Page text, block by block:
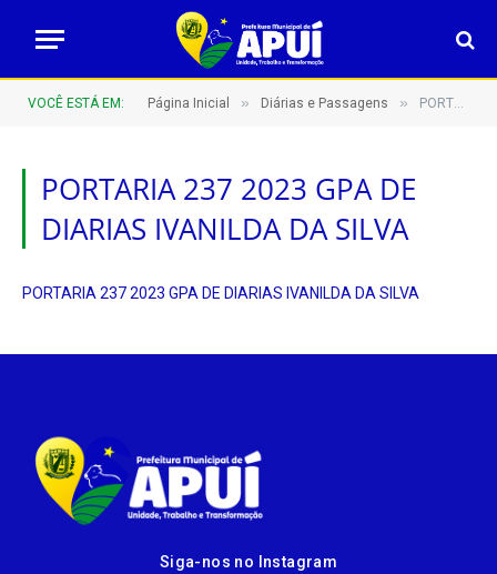
VOCÊ ESTÁ EM: Página Inicial » Diárias e Passagens » PORTARIA 237 2023 GPA DE DIARIAS IVANILDA DA SILVA
PORTARIA 237 2023 GPA DE
DIARIAS IVANILDA DA SILVA
PORTARIA 237 2023 GPA DE DIARIAS IVANILDA DA SILVA
Siga-nos no Instagram